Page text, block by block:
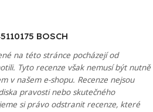
BOSCH
na této stránce pocházejí od
Tyto recenze však nemusí být nutně
v našem e-shopu. Recenze nejsou
pravosti nebo skutečného
si právo odstranit recenze, které